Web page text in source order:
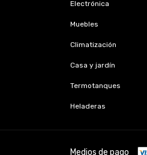
Electrónica
Muebles
Climatización
Casa y jardín
Termotanques
Heladeras
Medios de pago